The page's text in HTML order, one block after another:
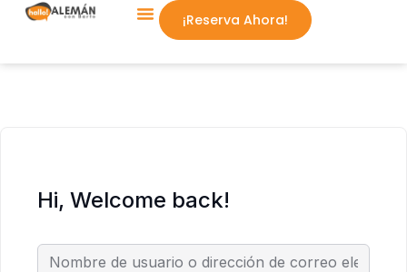
¡Reserva Ahora!
Hi, Welcome back!